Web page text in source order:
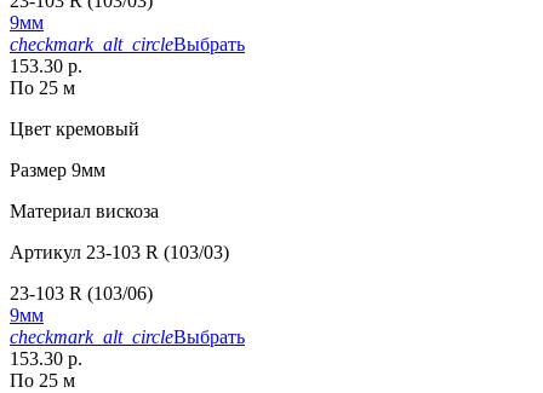
9мм
checkmark_alt_circleВыбрать
153.30 р.
По 25 м
Цвет кремовый
Размер 9мм
Материал вискоза
Артикул 23-103 R (103/03)
23-103 R (103/06)
9мм
checkmark_alt_circleВыбрать
153.30 р.
По 25 м